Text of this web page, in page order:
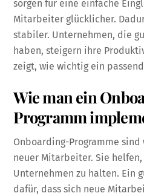
sorgen für eine einfache
Mitarbeiter glücklicher.
stabiler. Unternehmen, die
haben, steigern ihre
zeigt, wie wichtig ein
Wie man ein
Programm
Onboarding-Programme
neuer Mitarbeiter. Sie
Unternehmen zu halten. Ein
dafür, dass sich neue